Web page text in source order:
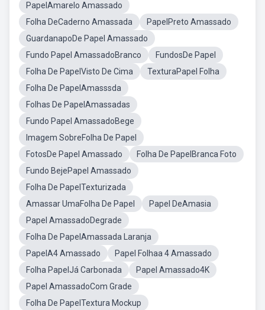
PapelAmarelo Amassado
Folha DeCaderno Amassada
PapelPreto Amassado
GuardanapoDe Papel Amassado
Fundo Papel AmassadoBranco
FundosDe Papel
Folha De PapelVisto De Cima
TexturaPapel Folha
Folha De PapelAmasssda
Folhas De PapelAmassadas
Fundo Papel AmassadoBege
Imagem SobreFolha De Papel
FotosDe Papel Amassado
Folha De PapelBranca Foto
Fundo BejePapel Amassado
Folha De PapelTexturizada
Amassar UmaFolha De Papel
Papel DeAmasia
Papel AmassadoDegrade
Folha De PapelAmassada Laranja
PapelA4 Amassado
Papel Folhaa 4 Amassado
Folha PapelJá Carbonada
Papel Amassado4K
Papel AmassadoCom Grade
Folha De PapelTextura Mockup